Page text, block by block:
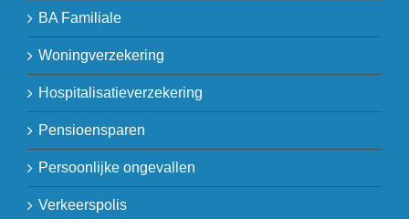
BA Familiale
Woningverzekering
Hospitalisatieverzekering
Pensioensparen
Persoonlijke ongevallen
Verkeerspolis